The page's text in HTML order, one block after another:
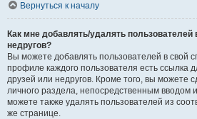
Вернуться к началу
Как мне добавлять/удалять пользователей
недругов?
Вы можете добавлять пользователей в свой
профиле каждого пользователя есть ссылка
друзей или недругов. Кроме того, вы можете
личного раздела, непосредственным вводом
можете также удалять пользователей из
же странице.